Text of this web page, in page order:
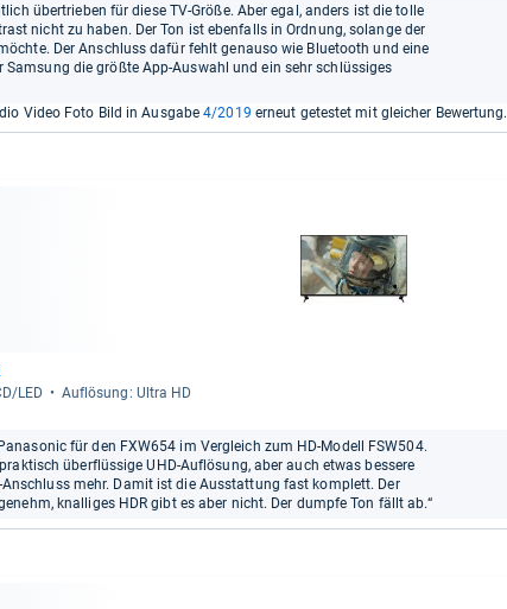
übertrieben für diese TV-Größe. Aber egal, anders ist die tolle
nicht zu haben. Der Ton ist ebenfalls in Ordnung, solange der
Der Anschluss dafür fehlt genauso wie Bluetooth und eine
die größte App-Auswahl und ein sehr schlüssiges
Video Foto Bild in Ausgabe4/2019 erneut getestet mit gleicher Bewertung.
LED Auf­lö­sung: Ultra HD
für den FXW654 im Vergleich zum HD-Modell FSW504.
überflüssige UHD-Auflösung, aber auch etwas bessere
Anschluss mehr. Damit ist die Ausstattung fast komplett. Der
knalliges HDR gibt es aber nicht. Der dumpfe Ton fällt ab.“